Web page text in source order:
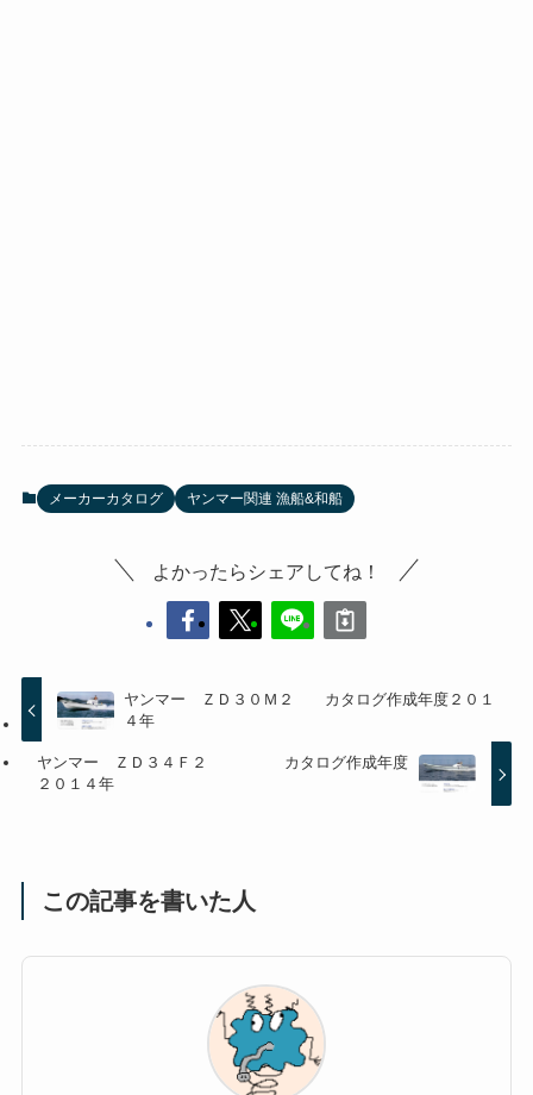
メーカーカタログ ヤンマー関連 漁船&和船
よかったらシェアしてね！
ヤンマー ＺＤ３０Ｍ２ カタログ作成年度２０１
４年
ヤンマー ＺＤ３４Ｆ２ カタログ作成年度
２０１４年
この記事を書いた人